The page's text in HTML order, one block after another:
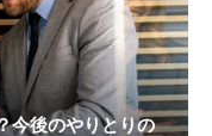
今後のやりとりの